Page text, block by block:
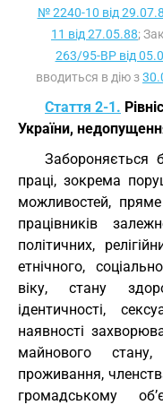
№ 2240-10 від
11 від 27.05.88;
263/95-ВР від
вводиться в дію з
Стаття 2-1.
України,
Забороняється
праці, зокрема
можливостей,
працівників
політичних,
етнічного,
віку, стану
ідентичності,
наявності
майнового стану,
проживання,
громадському